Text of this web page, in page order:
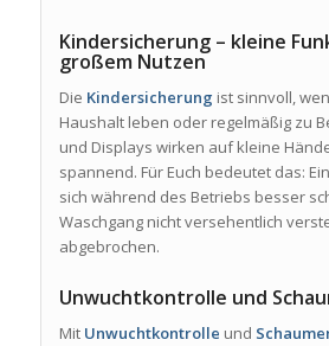
Kindersicherung – kleine
großem Nutzen
Die Kindersicherung ist sinnvoll,
Haushalt leben oder regelmäßig zu
und Displays wirken auf kleine
spannend. Für Euch bedeutet das:
sich während des Betriebs besser
Waschgang nicht versehentlich
abgebrochen.
Unwuchtkontrolle und
Mit Unwuchtkontrolle und